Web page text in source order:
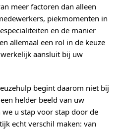
meer factoren dan alleen
piekmomenten in
en de manier
allemaal een rol in de keuze
aansluit bij uw
begint daarom niet bij
helder beeld van uw
u stap voor stap door de
echt verschil maken: van